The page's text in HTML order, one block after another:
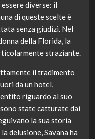
diverse: il
di queste scelte è
senza giudizi. Nel
della Florida, la
straziante.
il tradimento
da un hotel,
riguardo al suo
state catturate dai
la sua storia
delusione, Savana ha